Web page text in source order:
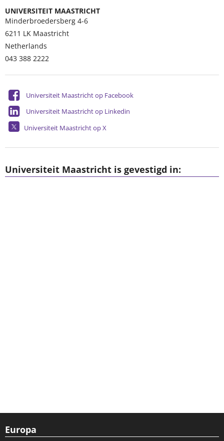
UNIVERSITEIT MAASTRICHT
Minderbroedersberg 4-6
6211 LK Maastricht
Netherlands
043 388 2222
Universiteit Maastricht op Facebook
Universiteit Maastricht op Linkedin
Universiteit Maastricht op X
Universiteit Maastricht is gevestigd in:
Europa